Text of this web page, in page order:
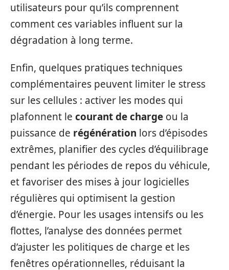
utilisateurs pour qu’ils comprennent
comment ces variables influent sur la
dégradation à long terme.
Enfin, quelques pratiques techniques
complémentaires peuvent limiter le stress
sur les cellules : activer les modes qui
plafonnent le courant de charge ou la
puissance de régénération lors d’épisodes
extrêmes, planifier des cycles d’équilibrage
pendant les périodes de repos du véhicule,
et favoriser des mises à jour logicielles
régulières qui optimisent la gestion
d’énergie. Pour les usages intensifs ou les
flottes, l’analyse des données permet
d’ajuster les politiques de charge et les
fenêtres opérationnelles, réduisant la